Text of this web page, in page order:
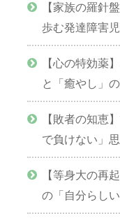
【家族の羅針
歩む発達障害
【心の特効薬
と「癒やし」
【敗者の知恵
で負けない」
【等身大の再
の「自分らし